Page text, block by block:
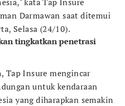
Darmawan saat ditemui
Selasa (24/10).
tingkatkan penetrasi
Tap Insure mengincar
untuk kendaraan
yang diharapkan semakin